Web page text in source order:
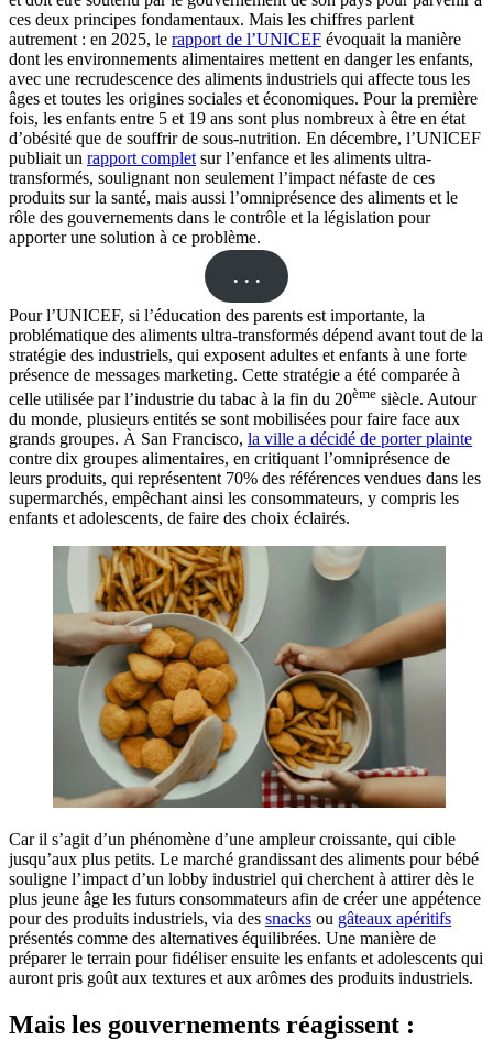
ces deux principes fondamentaux. Mais les chiffres parlent
autrement : en 2025, le rapport de l’UNICEF évoquait la manière
dont les environnements alimentaires mettent en danger les enfants,
avec une recrudescence des aliments industriels qui affecte tous les
âges et toutes les origines sociales et économiques. Pour la première
fois, les enfants entre 5 et 19 ans sont plus nombreux à être en état
d’obésité que de souffrir de sous-nutrition. En décembre, l’UNICEF
publiait un rapport complet sur l’enfance et les aliments ultra-
transformés, soulignant non seulement l’impact néfaste de ces
produits sur la santé, mais aussi l’omniprésence des aliments et le
rôle des gouvernements dans le contrôle et la législation pour
apporter une solution à ce problème.
. . .
Pour l’UNICEF, si l’éducation des parents est importante, la
problématique des aliments ultra-transformés dépend avant tout de la
stratégie des industriels, qui exposent adultes et enfants à une forte
présence de messages marketing. Cette stratégie a été comparée à
celle utilisée par l’industrie du tabac à la fin du 20ème siècle. Autour
du monde, plusieurs entités se sont mobilisées pour faire face aux
grands groupes. À San Francisco, la ville a décidé de porter plainte
contre dix groupes alimentaires, en critiquant l’omniprésence de
leurs produits, qui représentent 70% des références vendues dans les
supermarchés, empêchant ainsi les consommateurs, y compris les
enfants et adolescents, de faire des choix éclairés.
Car il s’agit d’un phénomène d’une ampleur croissante, qui cible
jusqu’aux plus petits. Le marché grandissant des aliments pour bébé
souligne l’impact d’un lobby industriel qui cherchent à attirer dès le
plus jeune âge les futurs consommateurs afin de créer une appétence
pour des produits industriels, via des snacks ou gâteaux apéritifs
présentés comme des alternatives équilibrées. Une manière de
préparer le terrain pour fidéliser ensuite les enfants et adolescents qui
auront pris goût aux textures et aux arômes des produits industriels.
Mais les gouvernements réagissent :